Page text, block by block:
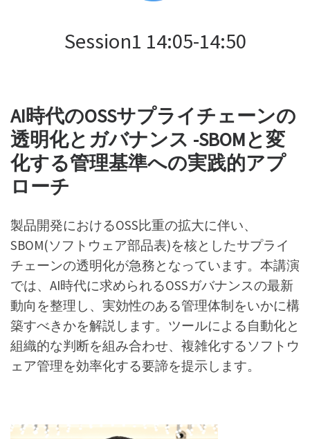
Session1 14:05-14:50
AI時代のOSSサプライチェーンの
透明化とガバナンス -SBOMと変
化する管理基準への実践的アプ
ローチ
製品開発におけるOSS比重の拡大に伴い、
SBOM(ソフトウェア部品表)を核としたサプライ
チェーンの透明化が急務となっています。本講演
では、AI時代に求められるOSSガバナンスの最新
動向を整理し、実効性のある管理体制をいかに構
築すべきかを解説します。ツールによる自動化と
組織的な判断を組み合わせ、複雑化するソフトウ
ェア管理を効率化する要諦を提示します。